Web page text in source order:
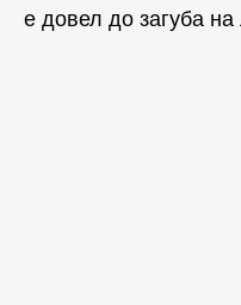
е довел до загуба